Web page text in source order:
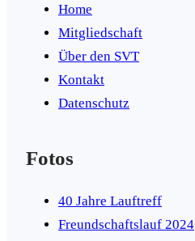
Home
Mitgliedschaft
Über den SVT
Kontakt
Datenschutz
Fotos
40 Jahre Lauftreff
Freundschaftslauf 2024